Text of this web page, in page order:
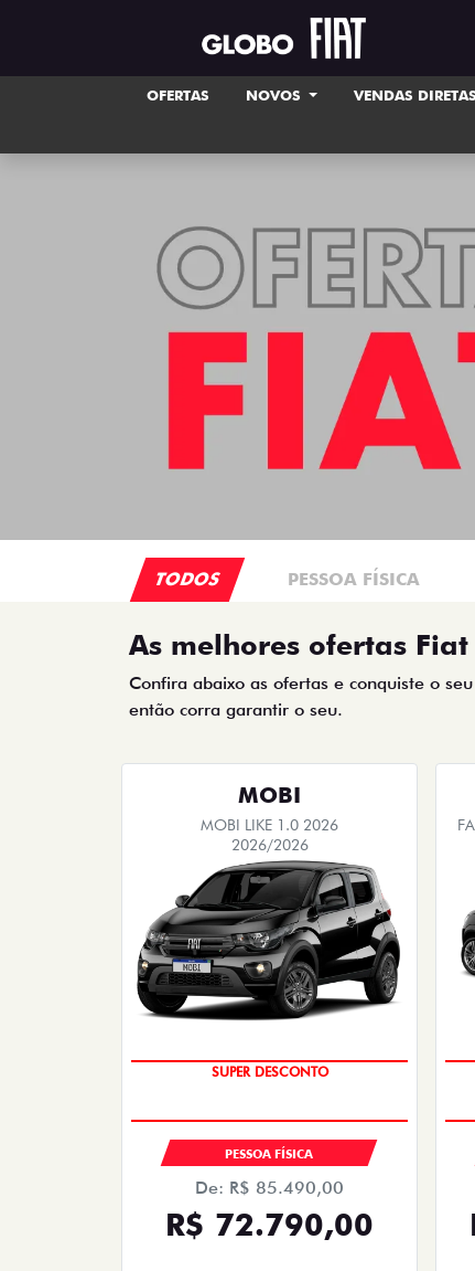
OFERTAS NOVOS VENDAS DIRETAS
TODOS PESSOA FÍSICA
As melhores ofertas Fiat
Confira abaixo as ofertas e conquiste o
então corra garantir o seu.
MOBI
MOBI LIKE 1.0 2026
2026/2026
SUPER DESCONTO
PESSOA FÍSICA
De: R$ 85.490,00
R$ 72.790,00